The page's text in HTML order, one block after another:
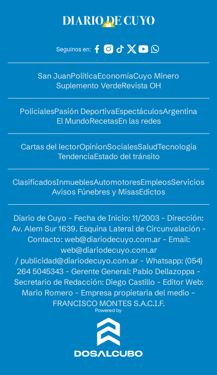
Seguinos en:
San JuanPolíticaEconomíaCuyo Minero
Suplemento VerdeRevista OH
PolicialesPasión DeportivaEspectáculosArgentina
El MundoRecetasEn las redes
Cartas del lectorOpinionSocialesSaludTecnología
TendenciaEstado del tránsito
ClasificadosInmueblesAutomotoresEmpleosServicios
Avisos Fúnebres y MisasEdictos
Diario de Cuyo - Fecha de Inicio: 11/2003 - Dirección:
Av. Alem Sur 1639. Esquina Lateral de Circunvalación -
Contacto: web@diariodecuyo.com.ar- Email:
web@diariodecuyo.com.ar
/ publicidad@diariodecuyo.com.ar- Whatsapp: (054)
264 5045343 - Gerente General: Pablo Dellazoppa -
Secretario de Redacción: Diego Castillo - Editor Web:
Mario Romero - Empresa propietaria del medio -
FRANCISCO MONTES S.A.C.I.F.